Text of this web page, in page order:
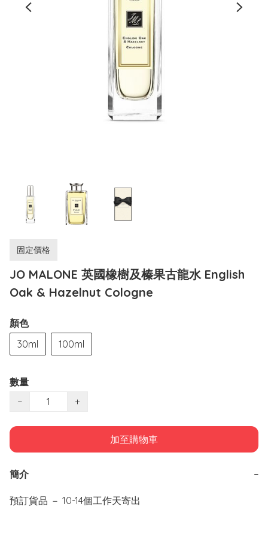
固定價格
JO MALONE 英國橡樹及榛果古龍水 English
Oak & Hazelnut Cologne
顏色
30ml
100ml
數量
−
+
加至購物車
簡介 −